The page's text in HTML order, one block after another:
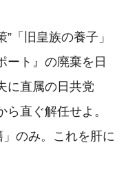
「旧皇族の養子」
ート』の廃棄を日
に直属の日共党
ら直ぐ解任せよ。
のみ。これを肝に